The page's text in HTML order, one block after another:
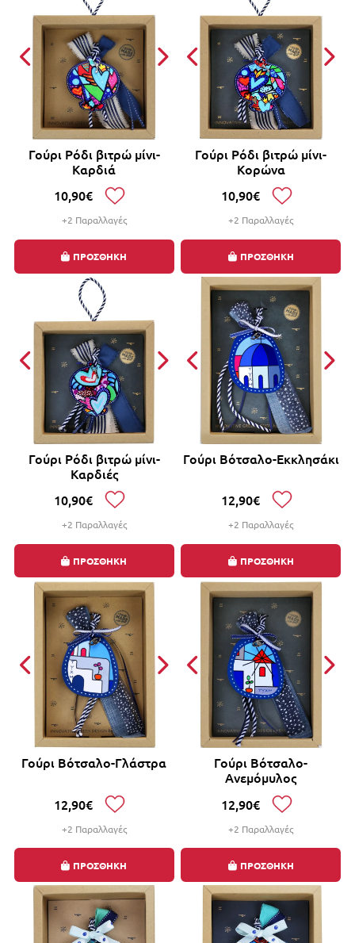
Γούρι Ρόδι βιτρώ μίνι-
Καρδιά
10,90€
+2 Παραλλαγές
ΠΡΟΣΘΗΚΗ
Γούρι Ρόδι βιτρώ μίνι-
Κορώνα
10,90€
+2 Παραλλαγές
ΠΡΟΣΘΗΚΗ
Γούρι Ρόδι βιτρώ μίνι-
Καρδιές
10,90€
+2 Παραλλαγές
ΠΡΟΣΘΗΚΗ
Γούρι Βότσαλο-Εκκλησάκι
12,90€
+2 Παραλλαγές
ΠΡΟΣΘΗΚΗ
Γούρι Βότσαλο-Γλάστρα
12,90€
+2 Παραλλαγές
ΠΡΟΣΘΗΚΗ
Γούρι Βότσαλο-
Ανεμόμυλος
12,90€
+2 Παραλλαγές
ΠΡΟΣΘΗΚΗ